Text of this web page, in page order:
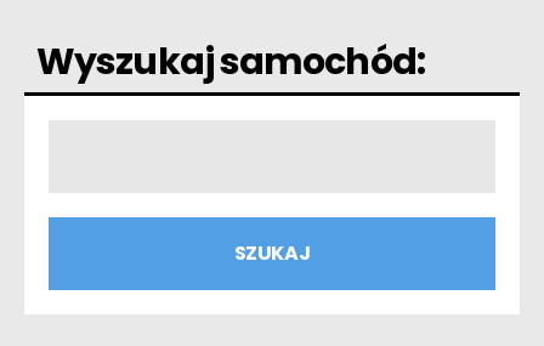
Wyszukaj samochód: